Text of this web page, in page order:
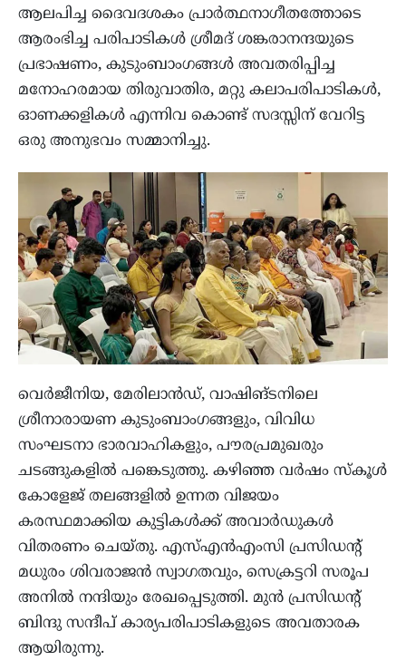
ആലപിച്ച ദൈവദശകം പ്രാർത്ഥനാഗീതത്തോടെ
ആരംഭിച്ച പരിപാടികൾ ശ്രീമദ് ശങ്കരാനന്ദയുടെ
പ്രഭാഷണം, കുടുംബാംഗങ്ങൾ അവതരിപ്പിച്ച
മനോഹരമായ തിരുവാതിര, മറ്റു കലാപരിപാടികൾ,
ഓണക്കളികൾ എന്നിവ കൊണ്ട് സദസ്സിന് വേറിട്ട
ഒരു അനുഭവം സമ്മാനിച്ചു.
വെർജീനിയ, മേരിലാൻഡ്, വാഷിങ്‌ടനിലെ
ശ്രീനാരായണ കുടുംബാംഗങ്ങളും, വിവിധ
സംഘടനാ ഭാരവാഹികളും, പൗരപ്രമുഖരും
ചടങ്ങുകളിൽ പങ്കെടുത്തു. കഴിഞ്ഞ വർഷം സ്കൂൾ
കോളേജ് തലങ്ങളിൽ ഉന്നത വിജയം
കരസ്ഥമാക്കിയ കുട്ടികൾക്ക് അവാർഡുകൾ
വിതരണം ചെയ്തു. എസ്എൻഎംസി പ്രസിഡന്റ്
മധുരം ശിവരാജൻ സ്വാഗതവും, സെക്രട്ടറി സരൂപ
അനിൽ നന്ദിയും രേഖപ്പെടുത്തി. മുൻ പ്രസിഡന്റ്
ബിന്ദു സന്ദീപ് കാര്യപരിപാടികളുടെ അവതാരക
ആയിരുന്നു.